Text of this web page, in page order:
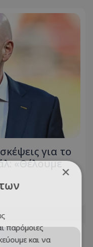
για το
«Θέλουμε
×
παρόμοιες
και να